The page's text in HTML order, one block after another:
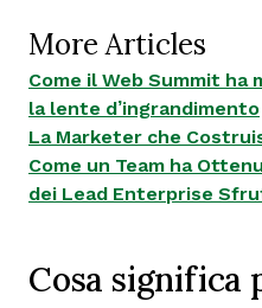
More Articles
Come il Web Summit
la lente d’ingrandimento
La Marketer che
Come un Team ha
dei Lead Enterprise
Cosa significa